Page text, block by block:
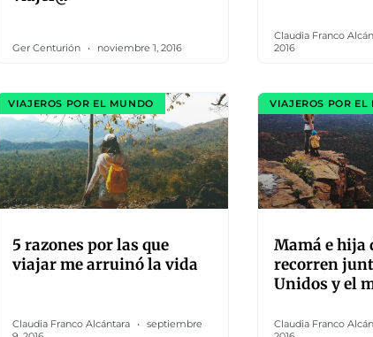
Ger Centurión noviembre 1, 2016
Claudia Franco
2016
VIAJEROS POR EL MUNDO
5 razones por las que
viajar me arruinó la vida
Claudia Franco Alcántara
septiembre
VIAJEROS POR EL
Mamá e hija
recorren
Unidos y el
Claudia Franco